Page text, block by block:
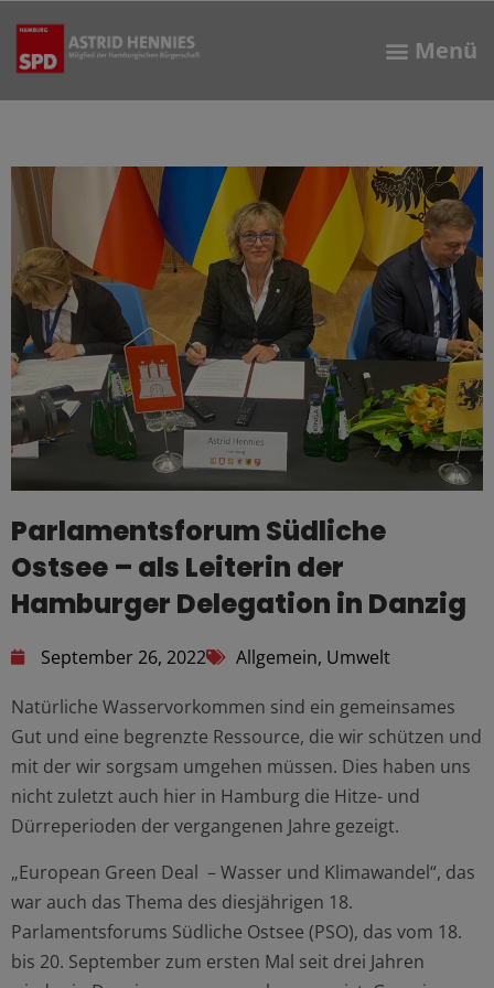
Parlamentsforum Südliche
Ostsee – als Leiterin der
Hamburger Delegation in Danzig
September 26, 2022 Allgemein, Umwelt
Natürliche Wasservorkommen sind ein gemeinsames
Gut und eine begrenzte Ressource, die wir schützen und
mit der wir sorgsam umgehen müssen. Dies haben uns
nicht zuletzt auch hier in Hamburg die Hitze- und
Dürreperioden der vergangenen Jahre gezeigt.
„European Green Deal – Wasser und Klimawandel“, das
war auch das Thema des diesjährigen 18.
Parlamentsforums Südliche Ostsee (PSO), das vom 18.
bis 20. September zum ersten Mal seit drei Jahren